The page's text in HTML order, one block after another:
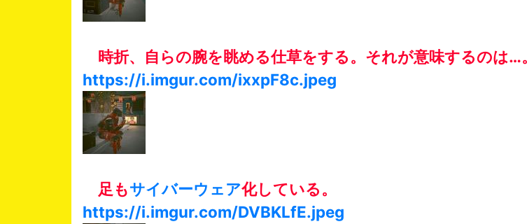
時折、自らの腕を眺める仕草をする。それが意味するのは…。
https://i.imgur.com/ixxpF8c.jpeg
足もサイバーウェア化している。
https://i.imgur.com/DVBKLfE.jpeg